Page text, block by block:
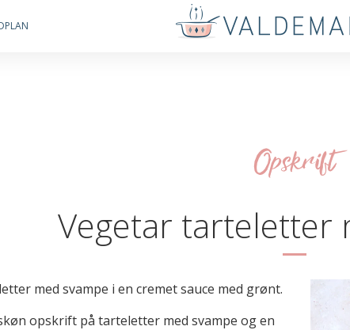
Opskrift
Vegetar tarteletter
med svampe i en cremet sauce med grønt.
opskrift på tarteletter med svampe og en